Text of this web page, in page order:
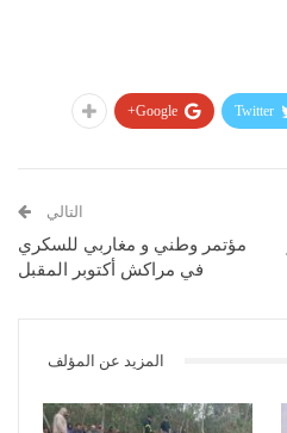
Twitter
Google+
التالي
مؤتمر وطني و مغاربي للسكري
في مراكش أكتوبر المقبل
المزيد عن المؤلف